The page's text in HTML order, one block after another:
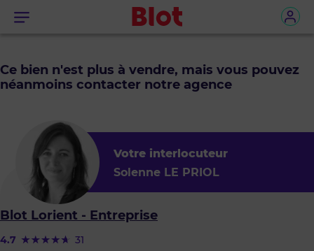
Menu
Ce bien n'est plus à vendre, mais vous pouvez
néanmoins contacter notre agence
Votre interlocuteur
Solenne LE PRIOL
Blot Lorient - Entreprise
4.7 31